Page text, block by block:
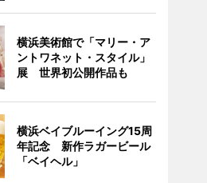
横浜美術館で「マリー・ア
ントワネット・スタイル」
展 世界初公開作品も
横浜ベイブルーイング15周
年記念 新作ラガービール
「ベイヘル」